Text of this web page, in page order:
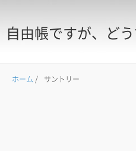
自由帳ですが、ど
ホーム / サントリー